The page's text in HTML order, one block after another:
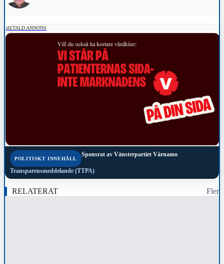
BETALD ANNONS
POLITISKT INNEHÅLL
Sponsrat av Vänsterpartiet Värnamo
Transparensmeddelande (TTPA)
RELATERAT Fler